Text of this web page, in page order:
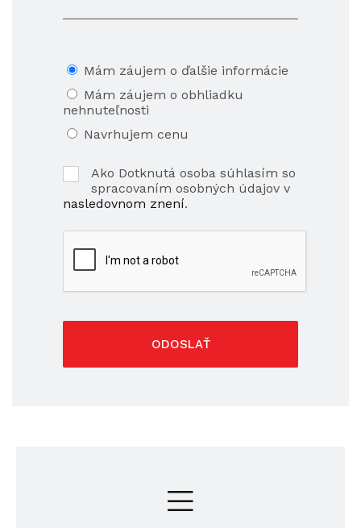
Mám záujem o ďalšie informácie
Mám záujem o obhliadku
nehnuteľnosti
Navrhujem cenu
Ako Dotknutá osoba súhlasím so
spracovaním osobných údajov v
nasledovnom znení.
ODOSLAŤ